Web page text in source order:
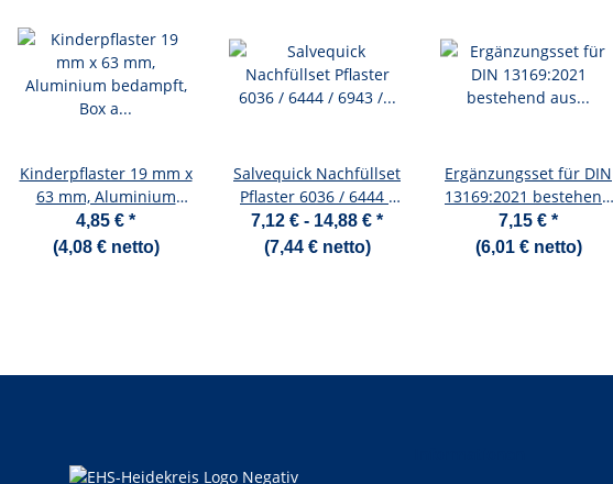
Kinderpflaster 19 mm x
63 mm, Aluminium
bedampft, Box a 50
Stück
4,85 € *
(4,08 € netto)
Salvequick Nachfüllset
Pflaster 6036 / 6444 /
6943 / 6470
7,12 € - 14,88 € *
(7,44 € netto)
Ergänzungsset für DIN
13169:2021 bestehend
aus 4 Gesichtsmasken /
8 Hautreinigungstücher
7,15 € *
(6,01 € netto)